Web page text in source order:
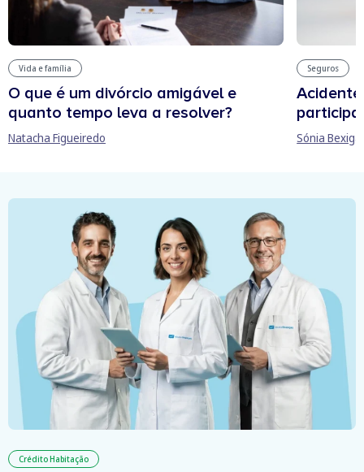
Vida e família
O que é um divórcio amigável e
quanto tempo leva a resolver?
Natacha Figueiredo
Seguros
Sónia Bexiga
Crédito Habitação